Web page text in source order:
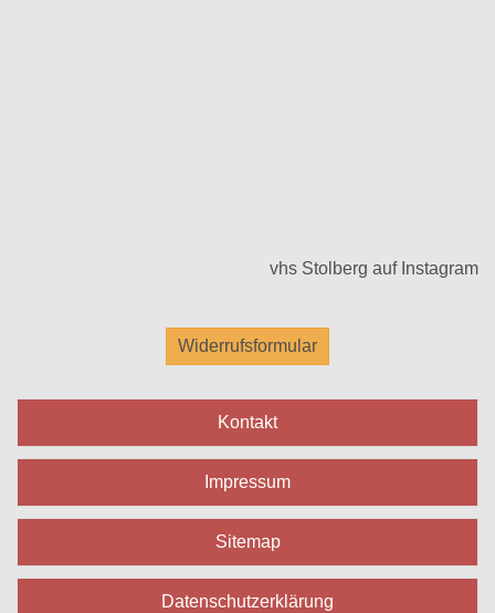
vhs Stolberg auf Instagram
Widerrufsformular
Kontakt
Impressum
Sitemap
Datenschutzerklärung